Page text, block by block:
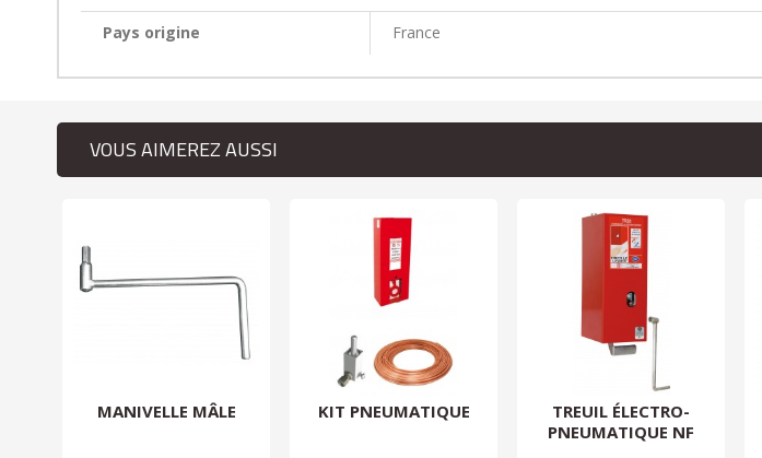
Pays origine France
VOUS AIMEREZ AUSSI
MANIVELLE MÂLE KIT PNEUMATIQUE
TREUIL ÉLECTRO-
PNEUMATIQUE NF